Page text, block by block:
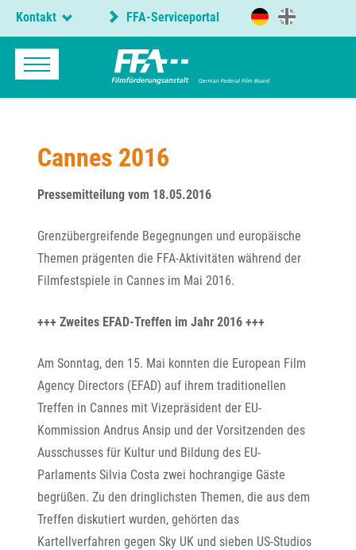
Kontakt FFA-Serviceportal
Cannes 2016
Pressemitteilung vom 18.05.2016
Grenzübergreifende Begegnungen und europäische
Themen prägenten die FFA-Aktivitäten während der
Filmfestspiele in Cannes im Mai 2016.
+++ Zweites EFAD-Treffen im Jahr 2016 +++
Am Sonntag, den 15. Mai konnten die European Film
Agency Directors (EFAD) auf ihrem traditionellen
Treffen in Cannes mit Vizepräsident der EU-
Kommission Andrus Ansip und der Vorsitzenden des
Ausschusses für Kultur und Bildung des EU-
Parlaments Silvia Costa zwei hochrangige Gäste
begrüßen. Zu den dringlichsten Themen, die aus dem
Treffen diskutiert wurden, gehörten das
Kartellverfahren gegen Sky UK und sieben US-Studios